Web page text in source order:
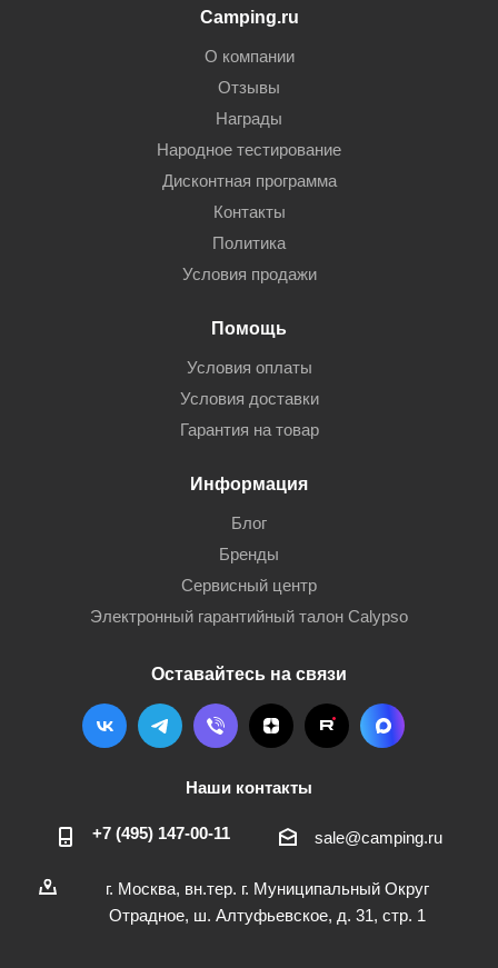
Camping.ru
О компании
Отзывы
Награды
Народное тестирование
Дисконтная программа
Контакты
Политика
Условия продажи
Помощь
Условия оплаты
Условия доставки
Гарантия на товар
Информация
Блог
Бренды
Сервисный центр
Электронный гарантийный талон Calypso
Оставайтесь на связи
Наши контакты
+7 (495) 147-00-11 sale@camping.ru
г. Москва, вн.тер. г. Муниципальный Округ
Отрадное, ш. Алтуфьевское, д. 31, стр. 1